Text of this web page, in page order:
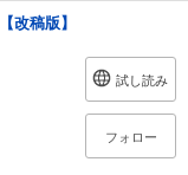
改稿版】
試し読み
フォロー